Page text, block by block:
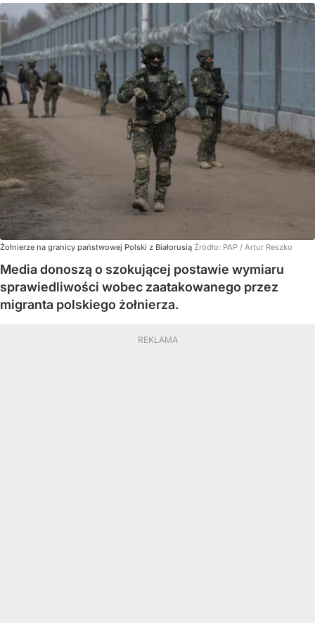
Żołnierze na granicy państwowej Polski z Białorusią Źródło: PAP / Artur Reszko
Media donoszą o szokującej postawie wymiaru
sprawiedliwości wobec zaatakowanego przez
migranta polskiego żołnierza.